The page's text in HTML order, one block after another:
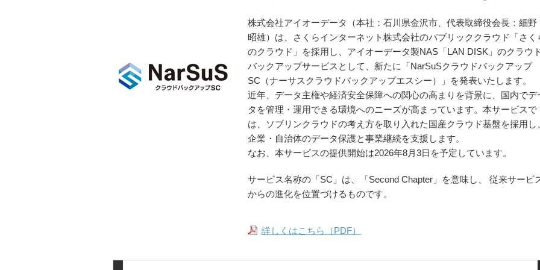
株式会社アイオーデータ（本社：石川県金沢市、代表取締役会長：細野
昭雄）は、さくらインターネット株式会社のパブリッククラウド「さく
のクラウド」を採用し、アイオーデータ製NAS「LAN DISK」のクラウ
バックアップサービスとして、新たに「NarSuSクラウドバックアップ
SC（ナーサスクラウドバックアップエスシー）」を発表いたします。
近年、データ主権や経済安全保障への関心の高まりを背景に、国内でデ
タを管理・運用できる環境へのニーズが高まっています。本サービスで
は、ソブリンクラウドの考え方を取り入れた国産クラウド基盤を採用し
企業・自治体のデータ保護と事業継続を支援します。
なお、本サービスの提供開始は2026年8月3日を予定しています。
サービス名称の「SC」は、「Second Chapter」を意味し、 従来サービ
からの進化を位置づけるものです。
詳しくはこちら（PDF）